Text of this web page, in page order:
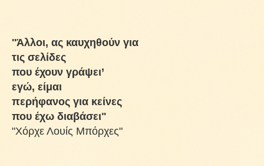
''Άλλοι, ας καυχηθούν για
τις σελίδες
που έχουν γράψει’
εγώ, είμαι
περήφανος για κείνες
που έχω διαβάσει"
"Χόρχε Λουίς Μπόρχες"